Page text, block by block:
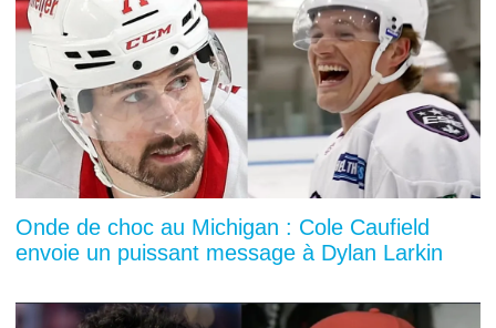
Onde de choc au Michigan : Cole Caufield
envoie un puissant message à Dylan Larkin